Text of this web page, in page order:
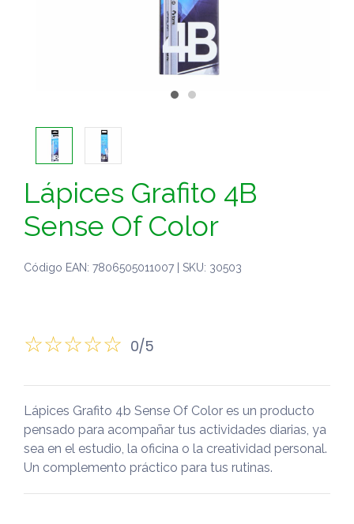
Lápices Grafito 4B
Sense Of Color
Código EAN: 7806505011007 | SKU: 30503
0/5
Lápices Grafito 4b Sense Of Color es un producto
pensado para acompañar tus actividades diarias, ya
sea en el estudio, la oficina o la creatividad personal.
Un complemento práctico para tus rutinas.